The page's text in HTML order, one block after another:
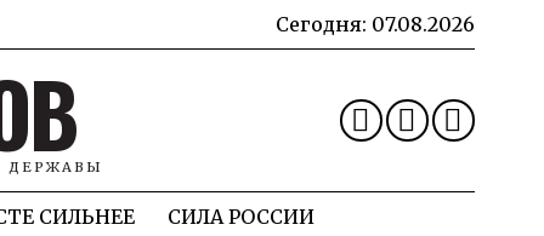
Сегодня: 07.08.2026
ДЕРЖАВЫ
СИЛЬНЕЕ СИЛА РОССИИ